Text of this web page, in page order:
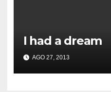
I had a dream
AGO 27, 2013